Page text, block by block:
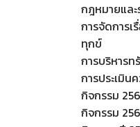
กฎหมายและ
การจัดการเ
ทุกข์
การบริหาร
การประเมิน
กิจกรรม
กิจกรรม